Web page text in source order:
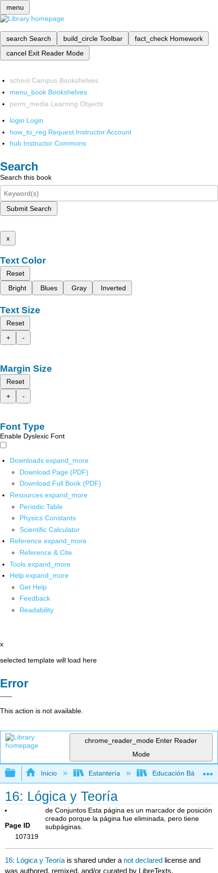
menu
search Search build_circle Toolbar fact_check Homework
cancel Exit Reader Mode
school Campus Bookshelves
menu_book Bookshelves
perm_media Learning Objects
login Login
how_to_reg Request Instructor Account
hub Instructor Commons
Search
Search this book
Submit Search
x
Text Color
Reset
Bright
Blues Gray Inverted
Text Size
Reset
+
-
Margin Size
Reset
+
-
Font Type
Enable Dyslexic Font
Downloads expand_more
Download Page (PDF)
Download Full Book (PDF)
Resources expand_more
Periodic Table
Physics Constants
Scientific Calculator
Reference expand_more
Reference & Cite
Tools expand_more
Help expand_more
Get Help
Feedback
Readability
x
selected template will load here
Error
This action is not available.
chrome_reader_mode Enter Reader
Mode
Expandir/contraer jerarquía global
Inicio Estantería Educación Básica
16: Lógica y Teoría
Page ID
107319
de Conjuntos Esta página es un marcador de posición
creado porque la página fue eliminada, pero tiene
subpáginas.
16: Lógica y Teoría is shared under a not declared license and
was authored, remixed, and/or curated by LibreTexts.